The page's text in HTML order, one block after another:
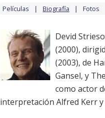
Películas Biografía Fotos
Devid
(2000),
(2003), de
Gansel, y
como actor
interpretación Alfred Kerr